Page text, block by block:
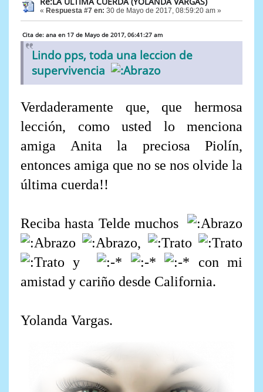
« Respuesta #7 en: 30 de Mayo de 2017, 08:59:20 am »
Cita de: ana en 17 de Mayo de 2017, 06:41:27 am
Lindo pps, toda una leccion de
supervivencia
Verdaderamente que, que hermosa
lección, como usted lo menciona
amiga Anita la preciosa Piolín,
entonces amiga que no se nos olvide la
última cuerda!!
Reciba hasta Telde muchos
,
y
con mi
amistad y cariño desde California.
Yolanda Vargas.